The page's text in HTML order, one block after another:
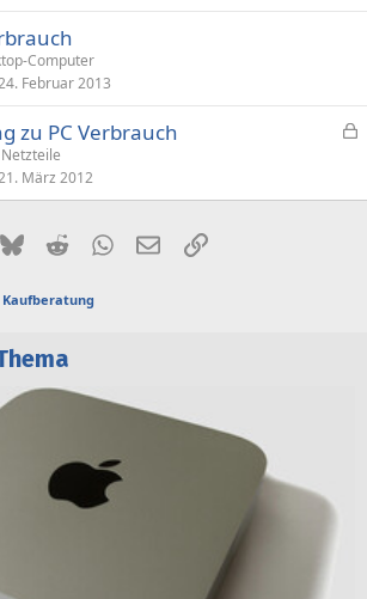
Computer
Februar 2013
p
zu PC Verbrauch
Netzteile
März 2012
BlueskyRedditWhatsApp
E-MailLink